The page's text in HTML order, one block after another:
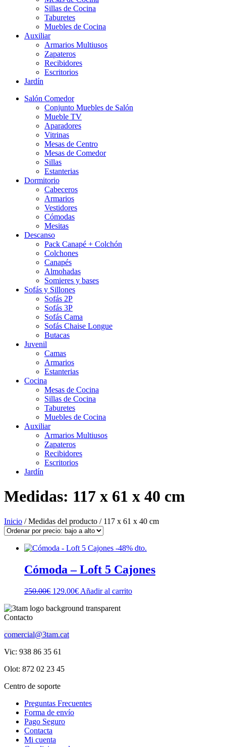
Sillas de Cocina
Taburetes
Muebles de Cocina
Auxiliar
Armarios Multiusos
Zapateros
Recibidores
Escritorios
Jardín
Salón Comedor
Conjunto Muebles de Salón
Mueble TV
Aparadores
Vitrinas
Mesas de Centro
Mesas de Comedor
Sillas
Estanterias
Dormitorio
Cabeceros
Armarios
Vestidores
Cómodas
Mesitas
Descanso
Pack Canapé + Colchón
Colchones
Canapés
Almohadas
Somieres y bases
Sofás y Sillones
Sofás 2P
Sofás 3P
Sofás Cama
Sofás Chaise Longue
Butacas
Juvenil
Camas
Armarios
Estanterias
Cocina
Mesas de Cocina
Sillas de Cocina
Taburetes
Muebles de Cocina
Auxiliar
Armarios Multiusos
Zapateros
Recibidores
Escritorios
Jardín
Medidas: 117 x 61 x 40 cm
Inicio / Medidas del producto / 117 x 61 x 40 cm
-48% dto.
Cómoda – Loft 5 Cajones
250.00€ El
original
129.00€El
actual
Añadir al carrito
Contacto
comercial@3tam.cat
Vic: 938 86 35 61
Olot: 872 02 23 45
Centro de soporte
Preguntas Frecuentes
Forma de envío
Pago Seguro
Contacta
Mi cuenta